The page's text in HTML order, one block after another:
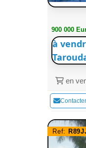
900 000
à
en
Contacter
Ref: